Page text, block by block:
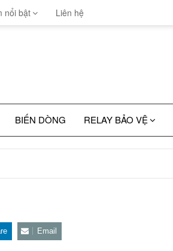
nổi bật Liên hệ
BIẾN DÒNG RELAY BẢO VỆ
Email